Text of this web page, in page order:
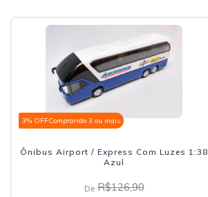
3% OFFComprando 3 ou mais
Ônibus Airport / Express Com Luzes 1:38
Azul
De R$126,90